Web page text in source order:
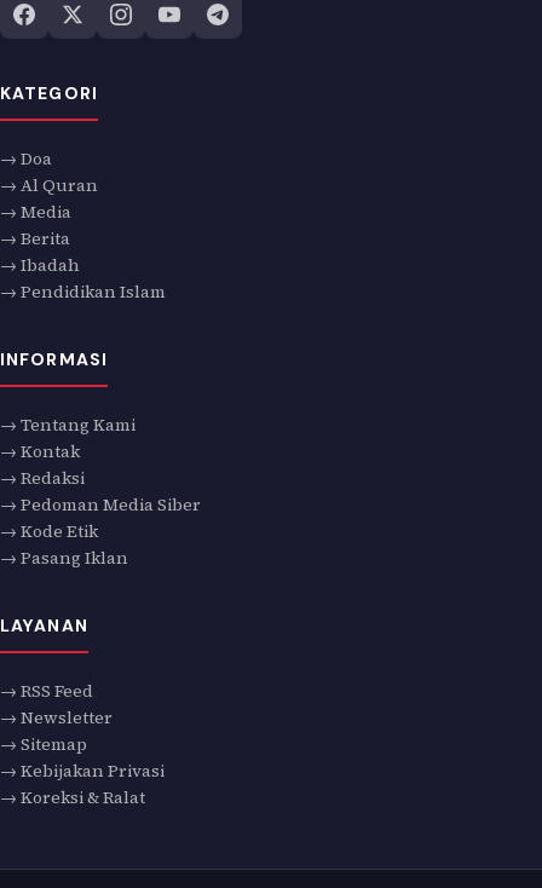
KATEGORI
→ Doa
→ Al Quran
→ Media
→ Berita
→ Ibadah
→ Pendidikan Islam
INFORMASI
→ Tentang Kami
→ Kontak
→ Redaksi
→ Pedoman Media Siber
→ Kode Etik
→ Pasang Iklan
LAYANAN
→ RSS Feed
→ Newsletter
→ Sitemap
→ Kebijakan Privasi
→ Koreksi & Ralat